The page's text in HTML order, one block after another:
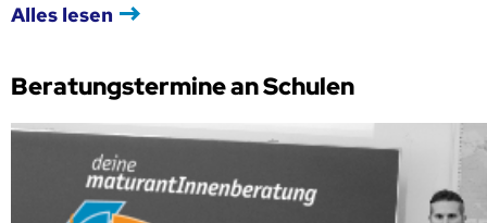
Alles lesen
Beratungstermine an Schulen